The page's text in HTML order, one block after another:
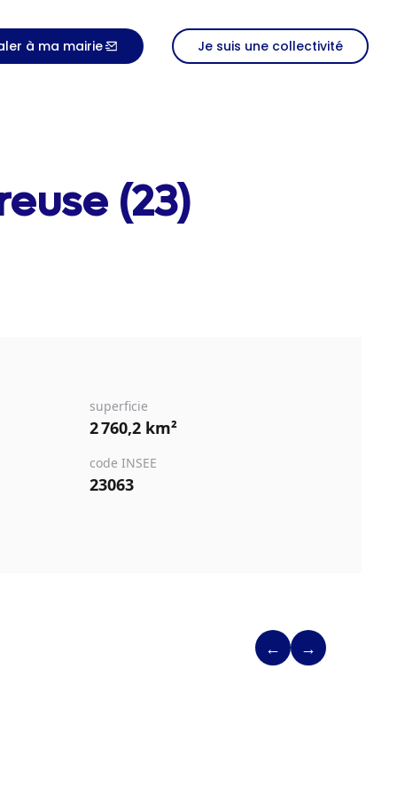
à ma mairie Je suis une collectivité
(23)
superficie
2 760,2 km²
code INSEE
23063
← →